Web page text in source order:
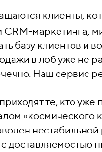
клиенты,
CRM-маркетинга,
базу клиентов и
в лоб уже не
Наш сервис
те, кто
«космического
доставляемостью